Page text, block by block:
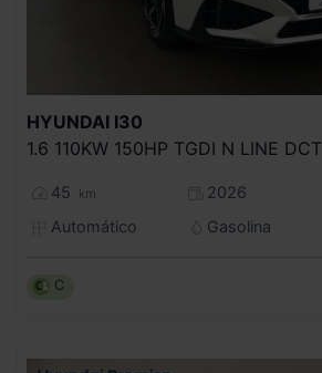
HYUNDAI I30
1.6 110KW 150HP TGDI N LINE DCT
45 km
2026
Automático
Gasolina
C